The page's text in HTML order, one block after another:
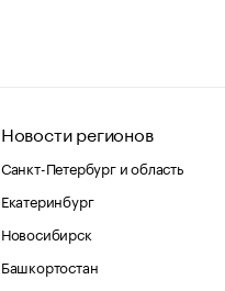
Новости регионов
Санкт-Петербург и область
Екатеринбург
Новосибирск
Башкортостан